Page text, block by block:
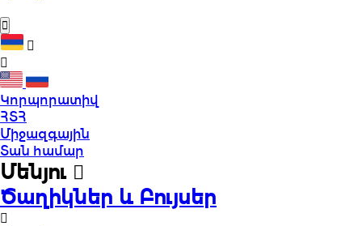
Կորպորատիվ
ՀՏՀ
Միջազգային
Տան համար
Մենյու
Ծաղիկներ և Բույսեր